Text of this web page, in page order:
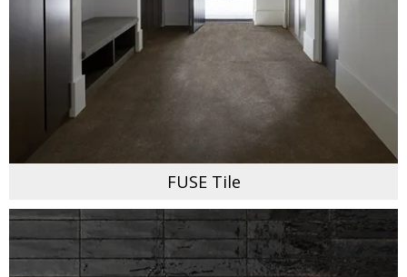
FUSE Tile